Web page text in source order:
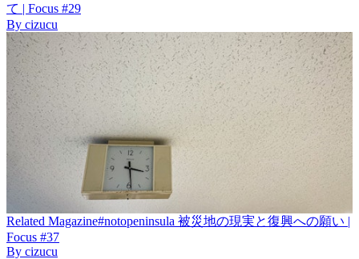
て | Focus #29
By cizucu
Related Magazine#notopeninsula 被災地の現実と復興への願い |
Focus #37
By cizucu